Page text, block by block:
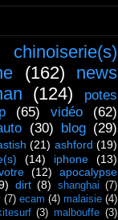
chinoiserie(s)
(162)
news
(124)
potes
(65) vidéo
(62)
(30) blog (29)
(21) ashford (19)
(14) iphone
(13)
(12)
apocalypse
dirt (8) shanghai (7)
(7) ecam (4) malaisie (4)
(3) malbouffe (3)